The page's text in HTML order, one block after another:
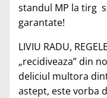
standul MP la tirg
garantate!
LIVIU RADU,
„recidiveaza” din
deliciul multora
astept, este vorba